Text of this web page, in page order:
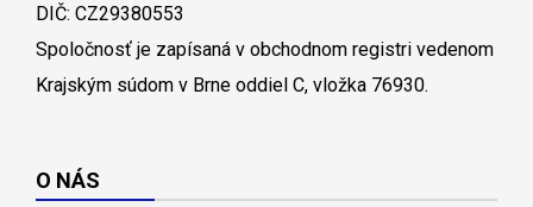
DIČ: CZ29380553
Spoločnosť je zapísaná v obchodnom registri vedenom
Krajským súdom v Brne oddiel C, vložka 76930.
O NÁS